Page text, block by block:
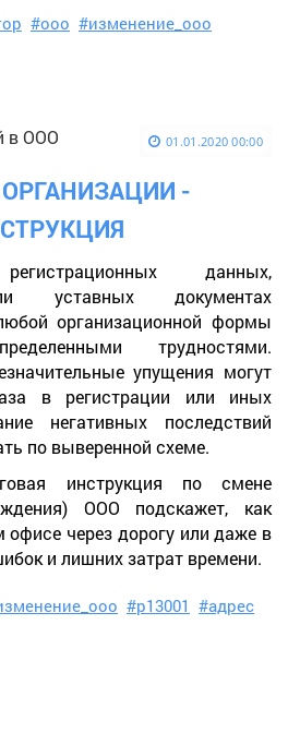
#ооо #изменение_ооо
в ООО 01.01.2020 00:00
-
данных,
уставных документах
организационной формы
трудностями.
упущения могут
в регистрации или иных
негативных последствий
по выверенной схеме.
инструкция по смене
ООО подскажет, как
офисе через дорогу или даже в
и лишних затрат времени.
#р13001 #адрес